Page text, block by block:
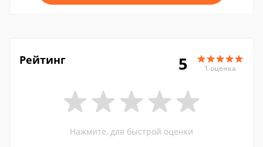
Рейтинг 5 1 оценка
Нажмите, для быстрой оценки